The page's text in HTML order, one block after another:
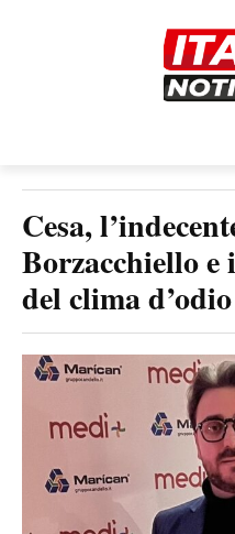
Cesa,
Borzacchiello
del clima d’odio